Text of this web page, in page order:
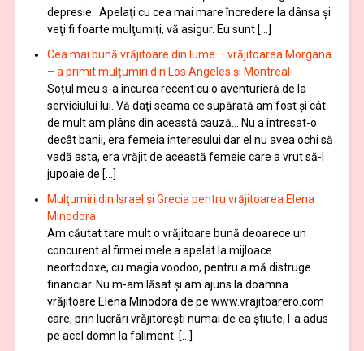
depresie. Apelaţi cu cea mai mare încredere la dânsa şi
veţi fi foarte mulţumiţi, vă asigur. Eu sunt […]
Cea mai bună vrăjitoare din lume – vrăjitoarea Morgana
– a primit mulțumiri din Los Angeles și Montreal
Soțul meu s-a încurca recent cu o aventurieră de la
serviciului lui. Vă daţi seama ce supărată am fost şi cât
de mult am plâns din această cauză… Nu a intresat-o
decât banii, era femeia interesului dar el nu avea ochi să
vadă asta, era vrăjit de această femeie care a vrut să-l
jupoaie de […]
Mulţumiri din Israel și Grecia pentru vrăjitoarea Elena
Minodora
Am căutat tare mult o vrăjitoare bună deoarece un
concurent al firmei mele a apelat la mijloace
neortodoxe, cu magia voodoo, pentru a mă distruge
financiar. Nu m-am lăsat şi am ajuns la doamna
vrăjitoare Elena Minodora de pe www.vrajitoarero.com
care, prin lucrări vrăjitorești numai de ea ştiute, l-a adus
pe acel domn la faliment. […]